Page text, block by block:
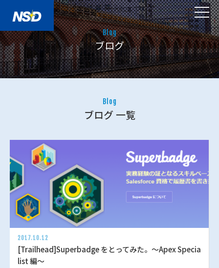
Blog
ブログ
Blog
ブログ 一覧
2017.10.12
[Trailhead]Superbadge をとってみた。～Apex Specia
list 編～